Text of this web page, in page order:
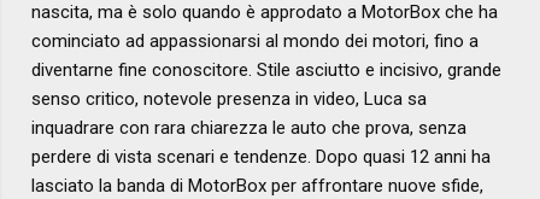
nascita, ma è solo quando è approdato a MotorBox che ha
cominciato ad appassionarsi al mondo dei motori, fino a
diventarne fine conoscitore. Stile asciutto e incisivo, grande
senso critico, notevole presenza in video, Luca sa
inquadrare con rara chiarezza le auto che prova, senza
perdere di vista scenari e tendenze. Dopo quasi 12 anni ha
lasciato la banda di MotorBox per affrontare nuove sfide,